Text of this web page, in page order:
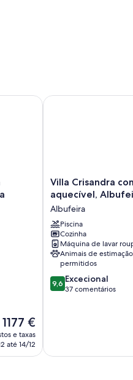
O
preço
atual
1177 €
e taxas
até 14/12
e BBQ, Albufeira
Villa
Crisandra
com
piscina
aquecível,
Albufeira
Albufeira
Villa Crisandra
aquecível,
Albufeira
Piscina
Cozinha
Máquina de lavar
Animais de estimação
permitidos
Pontuação
de
10,
9,6 Excecional
37 comentários
Villa Crisandra com